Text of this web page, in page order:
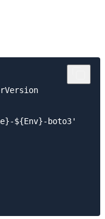
${Env}-boto3'